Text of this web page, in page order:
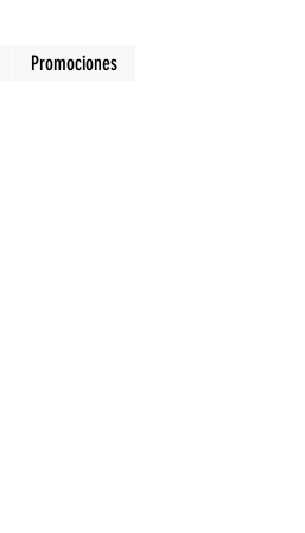
Promociones